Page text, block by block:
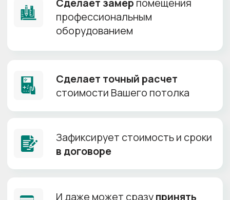
Самая низкая цена
Возможна установка
без газового баллона
+
0.18-0.23 мм
HALEAD
от 155 р/м²
Ширина полотна: до 5 м
Кипельно белое полотно
до 6,72м